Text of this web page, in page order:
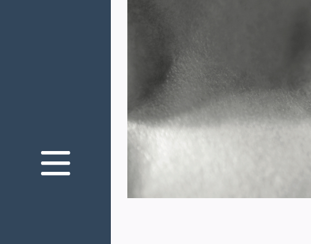
Nous connaître
Nos engagements
Votre santé oculaire